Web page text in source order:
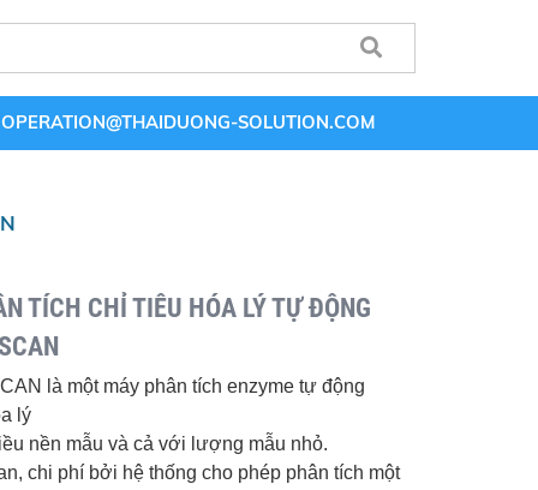
OPERATION@THAIDUONG-SOLUTION.COM
TÍCH CHỈ TIÊU HÓA LÝ TỰ ĐỘNG
là một máy phân tích enzyme tự động
lý
nền mẫu và cả với lượng mẫu nhỏ.
chi phí bởi hệ thống cho phép phân tích một